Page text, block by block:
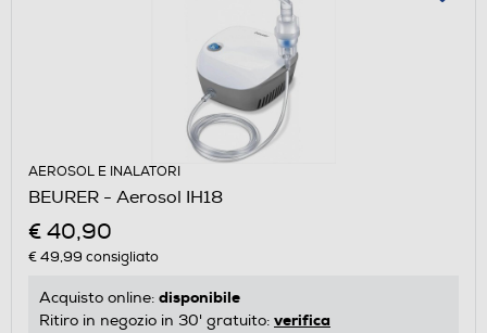
AEROSOL E INALATORI
BEURER - Aerosol IH18
€ 40,90
€ 49,99 consigliato
Acquisto online: disponibile
Ritiro in negozio in 30' gratuito: verifica